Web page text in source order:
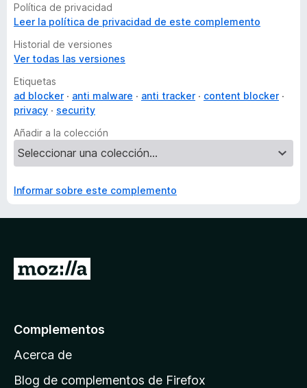
Política de privacidad
Leer la política de privacidad de este complemento
Historial de versiones
Ver todas las versiones
Etiquetas
ad blocker
anti malware anti tracker
content blocker
privacy
security
Añadir a la colección
Informar sobre este complemento
p
á
Complementos
Acerca de
Blog de complementos de Firefox